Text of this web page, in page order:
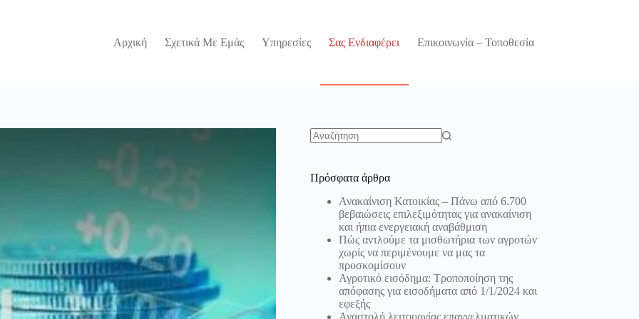
Αρχική
Σχετικά Με Εμάς Υπηρεσίες Σας Ενδιαφέρει Επικοινωνία – Τοποθεσία
Πρόσφατα άρθρα
Ανακαίνιση Κατοικίας – Πάνω από 6.700
βεβαιώσεις επιλεξιμότητας για ανακαίνιση
και ήπια ενεργειακή αναβάθμιση
Πώς αντλούμε τα μισθωτήρια των αγροτών
χωρίς να περιμένουμε να μας τα
προσκομίσουν
Αγροτικό εισόδημα: Τροποποίηση της
απόφασης για εισοδήματα από 1/1/2024 και
εφεξής
Αναστολή λειτουργίας επαγγελματικών